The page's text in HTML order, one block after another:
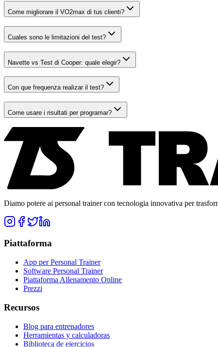
Come migliorare il VO2max di tus clienti?
Cuales sono le limitazioni del test?
Navette vs Test di Cooper: quale elegir?
Con que frequenza realizar il test?
Come usare i risultati per programar?
Diamo potere ai personal trainer con tecnologia innovativa per
Piattaforma
App per Personal Trainer
Software Personal Trainer
Piattaforma Allenamento Online
Prezzi
Recursos
Blog para entrenadores
Herramientas y calculadoras
Biblioteca de ejercicios